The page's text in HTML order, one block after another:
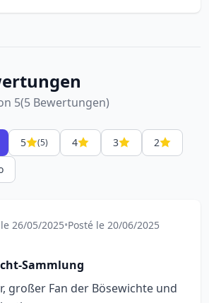
5(5 Bewertungen)
5 (5) 4 3
2
26/05/2025•Posté le 20/06/2025
Sammlung
großer Fan der Bösewichte und